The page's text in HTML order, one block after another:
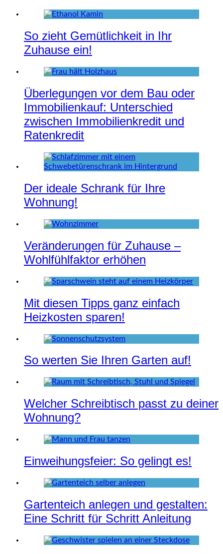
So zieht Gemütlichkeit in Ihr
Zuhause ein!
Überlegungen vor dem Bau oder
Immobilienkauf: Unterschied
zwischen Immobilienkredit und
Ratenkredit
Der ideale Schrank für Ihre
Wohnung!
Veränderungen für Zuhause –
Wohlfühlfaktor erhöhen
Mit diesen Tipps ganz einfach
Heizkosten sparen!
So werten Sie Ihren Garten auf!
Welcher Schreibtisch passt zu deiner
Wohnung?
Einweihungsfeier: So gelingt es!
Gartenteich anlegen und gestalten:
Eine Schritt für Schritt Anleitung